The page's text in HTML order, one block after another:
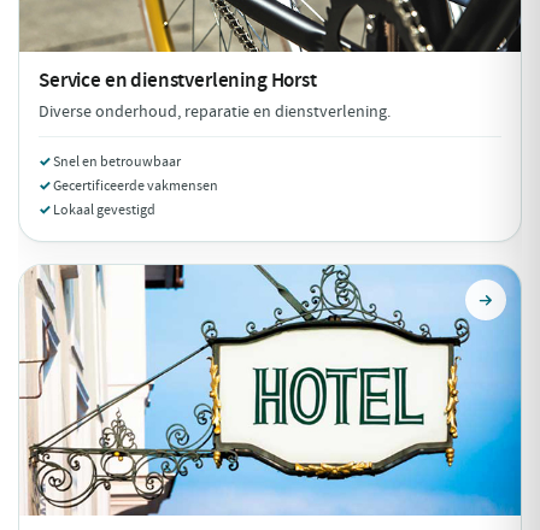
Service en dienstverleningHorst
Diverse onderhoud, reparatie en dienstverlening.
Snel en betrouwbaar
Gecertificeerde vakmensen
Lokaal gevestigd